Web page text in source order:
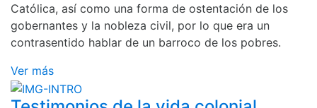
Católica, así como una forma de ostentación de los
gobernantes y la nobleza civil, por lo que era un
contrasentido hablar de un barroco de los pobres.
Ver más